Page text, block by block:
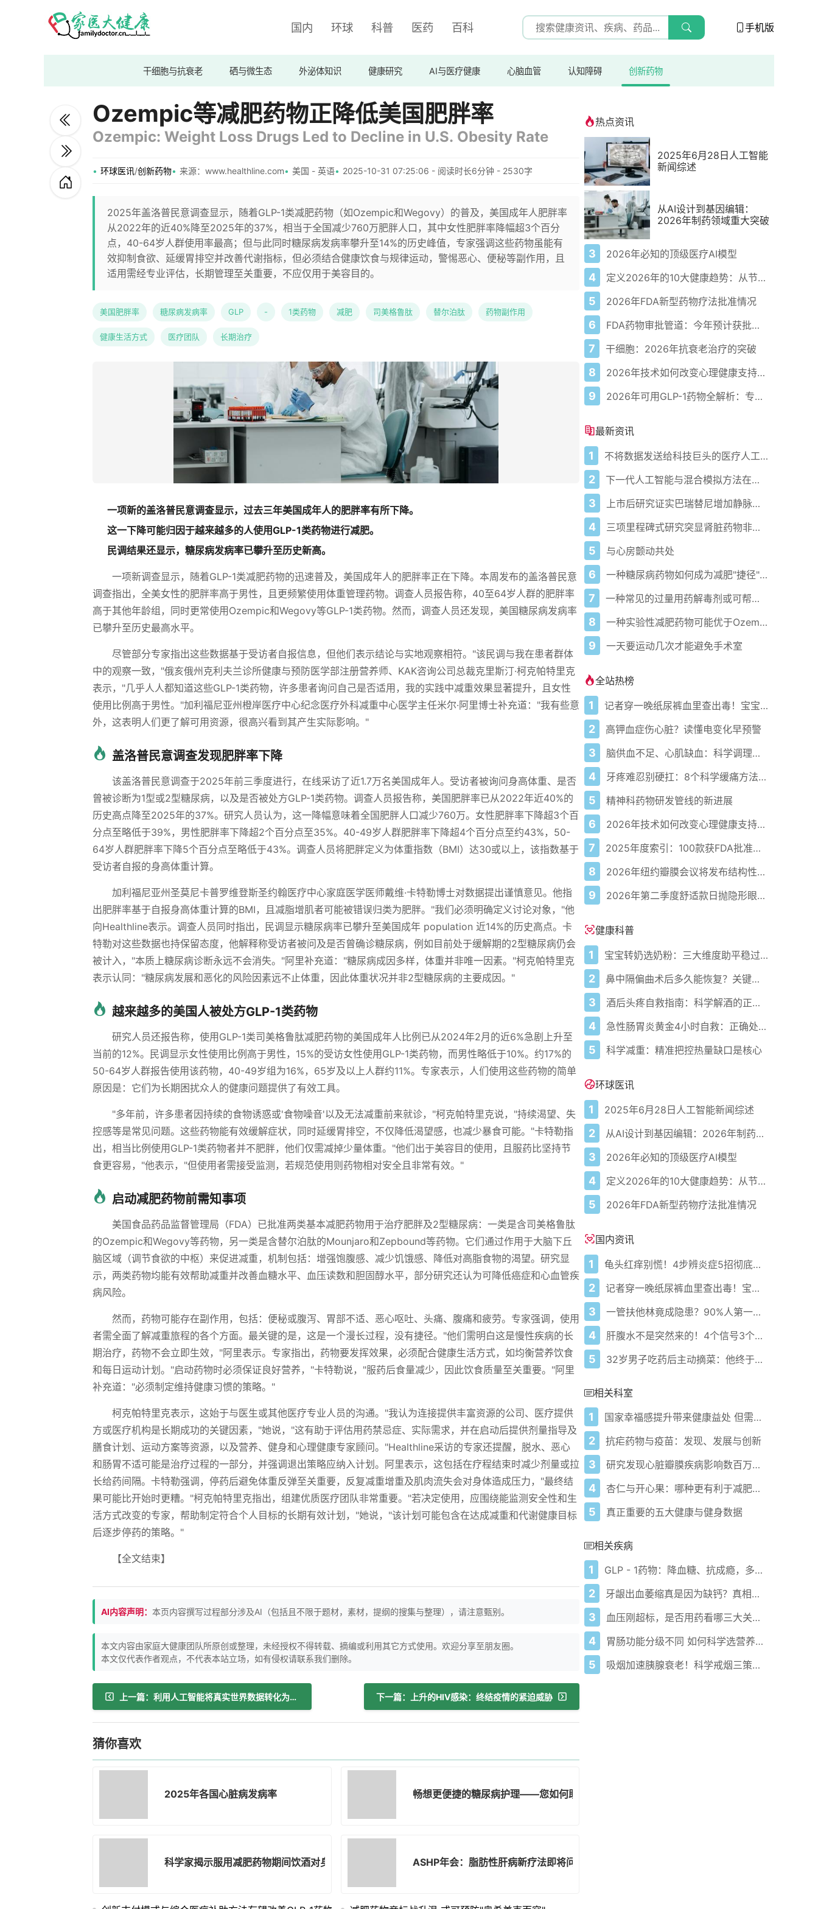
国内 环球 科普 医药 百科 手机版
干细胞与抗衰老 硒与微生态 外泌体知识 健康研究 AI与医疗健康 心脑血管 认知障碍 创新药物
Ozempic等减肥药物正降低美国肥胖率
Ozempic: Weight Loss Drugs Led to Decline in U.S. Obesity Rate
环球医讯/创新药物 来源：www.healthline.com 美国 - 英语 2025-10-31 07:25:06 - 阅读时长6分钟 - 2530字
2025年盖洛普民意调查显示，随着GLP-1类减肥药物（如Ozempic和Wegovy）的普及，美国成年人肥胖率
从2022年的近40%降至2025年的37%，相当于全国减少760万肥胖人口，其中女性肥胖率降幅超3个百分
点，40-64岁人群使用率最高；但与此同时糖尿病发病率攀升至14%的历史峰值，专家强调这些药物虽能有
效抑制食欲、延缓胃排空并改善代谢指标，但必须结合健康饮食与规律运动，警惕恶心、便秘等副作用，且
适用需经专业评估，长期管理至关重要，不应仅用于美容目的。
美国肥胖率 糖尿病发病率 GLP - 1类药物 减肥 司美格鲁肽 替尔泊肽 药物副作用
健康生活方式 医疗团队 长期治疗
一项新的盖洛普民意调查显示，过去三年美国成年人的肥胖率有所下降。
这一下降可能归因于越来越多的人使用GLP-1类药物进行减肥。
民调结果还显示，糖尿病发病率已攀升至历史新高。
一项新调查显示，随着GLP-1类减肥药物的迅速普及，美国成年人的肥胖率正在下降。本周发布的盖洛普民意
调查指出，全美女性的肥胖率高于男性，且更频繁使用体重管理药物。调查人员报告称，40至64岁人群的肥胖率
高于其他年龄组，同时更常使用Ozempic和Wegovy等GLP-1类药物。然而，调查人员还发现，美国糖尿病发病率
已攀升至历史最高水平。
尽管部分专家指出这些数据基于受访者自报信息，但他们表示结论与实地观察相符。"该民调与我在患者群体
中的观察一致，"俄亥俄州克利夫兰诊所健康与预防医学部注册营养师、KAK咨询公司总裁克里斯汀·柯克帕特里克
表示，"几乎人人都知道这些GLP-1类药物，许多患者询问自己是否适用，我的实践中减重效果显著提升，且女性
使用比例高于男性。"加利福尼亚州橙岸医疗中心纪念医疗外科减重中心医学主任米尔·阿里博士补充道："我有些意
外，这表明人们更了解可用资源，很高兴看到其产生实际影响。"
盖洛普民意调查发现肥胖率下降
该盖洛普民意调查于2025年前三季度进行，在线采访了近1.7万名美国成年人。受访者被询问身高体重、是否
曾被诊断为1型或2型糖尿病，以及是否被处方GLP-1类药物。调查人员报告称，美国肥胖率已从2022年近40%的
历史高点降至2025年的37%。研究人员认为，这一降幅意味着全国肥胖人口减少760万。女性肥胖率下降超3个百
分点至略低于39%，男性肥胖率下降超2个百分点至35%。40-49岁人群肥胖率下降超4个百分点至约43%，50-
64岁人群肥胖率下降5个百分点至略低于43%。调查人员将肥胖定义为体重指数（BMI）达30或以上，该指数基于
受访者自报的身高体重计算。
加利福尼亚州圣莫尼卡普罗维登斯圣约翰医疗中心家庭医学医师戴维·卡特勒博士对数据提出谨慎意见。他指
出肥胖率基于自报身高体重计算的BMI，且减脂增肌者可能被错误归类为肥胖。"我们必须明确定义讨论对象，"他
向Healthline表示。调查人员同时指出，民调显示糖尿病率已攀升至美国成年 population 近14%的历史高点。卡
特勒对这些数据也持保留态度，他解释称受访者被问及是否曾确诊糖尿病，例如目前处于缓解期的2型糖尿病仍会
被计入，"本质上糖尿病诊断永远不会消失。"阿里补充道："糖尿病成因多样，体重并非唯一因素。"柯克帕特里克
表示认同："糖尿病发展和恶化的风险因素远不止体重，因此体重状况并非2型糖尿病的主要成因。"
越来越多的美国人被处方GLP-1类药物
研究人员还报告称，使用GLP-1类司美格鲁肽减肥药物的美国成年人比例已从2024年2月的近6%急剧上升至
当前的12%。民调显示女性使用比例高于男性，15%的受访女性使用GLP-1类药物，而男性略低于10%。约17%的
50-64岁人群报告使用该药物，40-49岁组为16%，65岁及以上人群约11%。专家表示，人们使用这些药物的简单
原因是：它们为长期困扰众人的健康问题提供了有效工具。
"多年前，许多患者因持续的食物诱惑或'食物噪音'以及无法减重前来就诊，"柯克帕特里克说，"持续渴望、失
控感等是常见问题。这些药物能有效缓解症状，同时延缓胃排空，不仅降低渴望感，也减少暴食可能。"卡特勒指
出，相当比例使用GLP-1类药物者并不肥胖，他们仅需减掉少量体重。"他们出于美容目的使用，且服药比坚持节
食更容易，"他表示，"但使用者需接受监测，若规范使用则药物相对安全且非常有效。"
启动减肥药物前需知事项
美国食品药品监督管理局（FDA）已批准两类基本减肥药物用于治疗肥胖及2型糖尿病：一类是含司美格鲁肽
的Ozempic和Wegovy等药物，另一类是含替尔泊肽的Mounjaro和Zepbound等药物。它们通过作用于大脑下丘
脑区域（调节食欲的中枢）来促进减重，机制包括：增强饱腹感、减少饥饿感、降低对高脂食物的渴望。研究显
示，两类药物均能有效帮助减重并改善血糖水平、血压读数和胆固醇水平，部分研究还认为可降低癌症和心血管疾
病风险。
然而，药物可能存在副作用，包括：便秘或腹泻、胃部不适、恶心呕吐、头痛、腹痛和疲劳。专家强调，使用
者需全面了解减重旅程的各个方面。最关键的是，这是一个漫长过程，没有捷径。"他们需明白这是慢性疾病的长
期治疗，药物不会立即生效，"阿里表示。专家指出，药物要发挥效果，必须配合健康生活方式，如均衡营养饮食
和每日运动计划。"启动药物时必须保证良好营养，"卡特勒说，"服药后食量减少，因此饮食质量至关重要。"阿里
补充道："必须制定维持健康习惯的策略。"
柯克帕特里克表示，这始于与医生或其他医疗专业人员的沟通。"我认为连接提供丰富资源的公司、医疗提供
方或医疗机构是长期成功的关键因素，"她说，"这有助于评估用药禁忌症、实际需求，并在启动后提供剂量指导及
膳食计划、运动方案等资源，以及营养、健身和心理健康专家顾问。"Healthline采访的专家还提醒，脱水、恶心
和肠胃不适可能是治疗过程的一部分，并强调退出策略应纳入计划。阿里表示，这包括在疗程结束时减少剂量或拉
长给药间隔。卡特勒强调，停药后避免体重反弹至关重要，反复减重增重及肌肉流失会对身体造成压力，"最终结
果可能比开始时更糟。"柯克帕特里克指出，组建优质医疗团队非常重要。"若决定使用，应围绕能监测安全性和生
活方式改变的专家，帮助制定符合个人目标的长期有效计划，"她说，"该计划可能包含在达成减重和代谢健康目标
后逐步停药的策略。"
【全文结束】
AI内容声明： 本页内容撰写过程部分涉及AI（包括且不限于题材，素材，提纲的搜集与整理），请注意甄别。
本文内容由家庭大健康团队所原创或整理，未经授权不得转载、摘编或利用其它方式使用。欢迎分享至朋友圈。
本文仅代表作者观点，不代表本站立场，如有侵权请联系我们删除。
上一篇：利用人工智能将真实世界数据转化为可操作的药物开发洞察 下一篇：上升的HIV感染：终结疫情的紧迫威胁
猜你喜欢
2025年各国心脏病发病率 畅想更便捷的糖尿病护理——您如何助力实现这一愿景
科学家揭示服用减肥药物期间饮酒对身体的惊人影响 ASHP年会：脂肪性肝病新疗法即将问世但获取途径仍存挑战
热点资讯
2025年6月28日人工智能
新闻综述
从AI设计到基因编辑：
2026年制药领域重大突破
3 2026年必知的顶级医疗AI模型
4 定义2026年的10大健康趋势：从节律健康到冷热交替疗法
5 2026年FDA新型药物疗法批准情况
6 FDA药物审批管道：今年预计获批的关键新疗法
7 干细胞：2026年抗衰老治疗的突破
8 2026年技术如何改变心理健康支持的获取方式
9 2026年可用GLP-1药物全解析：专家指南
最新资讯
1 不将数据发送给科技巨头的医疗人工智能
2 下一代人工智能与混合模拟方法在小分子抑制剂发现中的应用
3 上市后研究证实巴瑞替尼增加静脉血栓栓塞风险
4 三项里程碑式研究突显肾脏药物非奈利酮的扩展益处
5 与心房颤动共处
6 一种糖尿病药物如何成为减肥"捷径"，以及医生为何担忧
7 一种常见的过量用药解毒剂或可帮助重启心脏，但医生仍需更强有力的证据
8 一种实验性减肥药物可能优于Ozempic 这里介绍它的独特之处
9 一天要运动几次才能避免手术室
全站热榜
1 记者穿一晚纸尿裤血里查出毒！宝宝血液浓度竟是成人的5倍？
2 高钾血症伤心脏？读懂电变化早预警
3 脑供血不足、心肌缺血：科学调理全攻略
4 牙疼难忍别硬扛：8个科学缓痛方法收好
5 精神科药物研发管线的新进展
6 2026年技术如何改变心理健康支持的获取方式
7 2025年度索引：100款获FDA批准的AI驱动医疗设备
8 2026年纽约瓣膜会议将发布结构性心脏病最新研究成果
9 2026年第二季度舒适款日抛隐形眼镜推荐，优瞳主打长效佩戴体验
健康科普
1 宝宝转奶选奶粉：三大维度助平稳过渡
2 鼻中隔偏曲术后多久能恢复？关键看这几点
3 酒后头疼自救指南：科学解酒的正确打开方式
4 急性肠胃炎黄金4小时自救：正确处置与误区避坑关键
5 科学减重：精准把控热量缺口是核心
环球医讯
1 2025年6月28日人工智能新闻综述
2 从AI设计到基因编辑：2026年制药领域重大突破
3 2026年必知的顶级医疗AI模型
4 定义2026年的10大健康趋势：从节律健康到冷热交替疗法
5 2026年FDA新型药物疗法批准情况
国内资讯
1 龟头红痒别慌！4步辨炎症5招彻底防复发
2 记者穿一晚纸尿裤血里查出毒！宝宝血液浓度竟是成人的5倍？
3 一管扶他林竟成隐患？90%人第一步就错了！
4 肝腹水不是突然来的！4个信号3个管理要点别等肚子鼓起来
5 32岁男子吃药后主动摘菜：他终于活过来了？
相关科室
1 国家幸福感提升带来健康益处 但需跨越特定阈值
2 抗疟药物与疫苗：发现、发展与创新
3 研究发现心脏瓣膜疾病影响数百万老年人患病率将上升
4 杏仁与开心果：哪种更有利于减肥和膳食纤维摄入
5 真正重要的五大健康与健身数据
相关疾病
1 GLP - 1药物：降血糖、抗成瘾，多项数据见证神奇！
2 牙龈出血萎缩真是因为缺钙？真相大揭秘！
3 血压刚超标，是否用药看哪三大关键依据？
4 胃肠功能分级不同 如何科学选营养液促恢复？
5 吸烟加速胰腺衰老！科学戒烟三策略逆转钙化风险